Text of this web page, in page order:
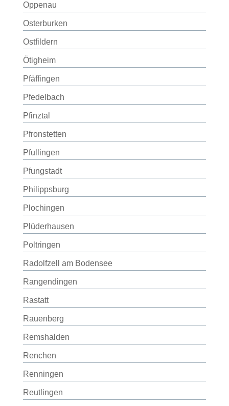
Oppenau
Osterburken
Ostfildern
Ötigheim
Pfäffingen
Pfedelbach
Pfinztal
Pfronstetten
Pfullingen
Pfungstadt
Philippsburg
Plochingen
Plüderhausen
Poltringen
Radolfzell am Bodensee
Rangendingen
Rastatt
Rauenberg
Remshalden
Renchen
Renningen
Reutlingen